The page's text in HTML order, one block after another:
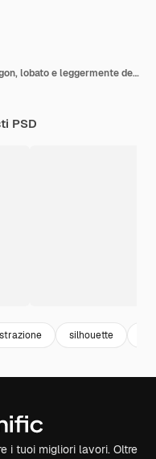
Il ramo di quercia bianca dell'Oregon, lobato e leggermente dentato, lascia l'oggetto isolato su uno sfondo pulito
PSD
silhouette
i tuoi migliori lavori. Oltre